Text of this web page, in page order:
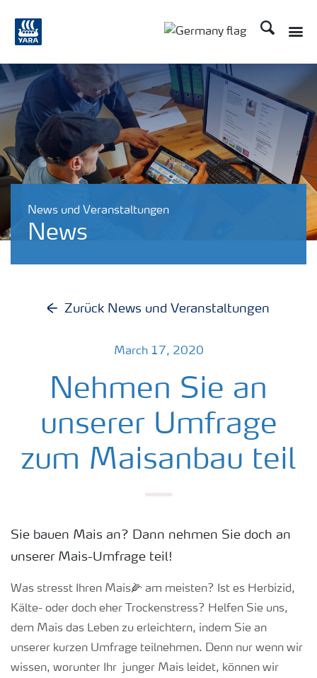
Suchen
News und Veranstaltungen
News
Zurück News und Veranstaltungen
March 17, 2020
Nehmen Sie an
unserer Umfrage
zum Maisanbau teil
Sie bauen Mais an? Dann nehmen Sie doch an
unserer Mais-Umfrage teil!
Was stresst Ihren Mais🌽 am meisten? Ist es Herbizid,
Kälte- oder doch eher Trockenstress? Helfen Sie uns,
dem Mais das Leben zu erleichtern, indem Sie an
unserer kurzen Umfrage teilnehmen. Denn nur wenn wir
wissen, worunter Ihr junger Mais leidet, können wir